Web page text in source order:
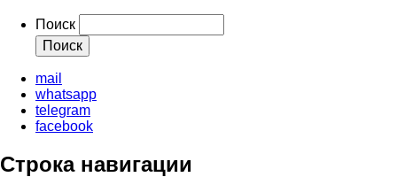
Поиск
mail
whatsapp
telegram
facebook
Строка навигации